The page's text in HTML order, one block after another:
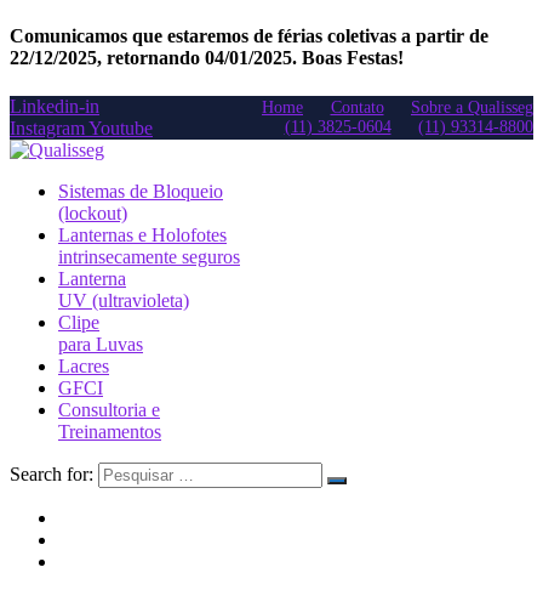
Comunicamos que estaremos de férias coletivas a partir de
22/12/2025, retornando 04/01/2025. Boas Festas!
Linkedin-in
InstagramYoutube
Home Contato
Sobre a Qualisseg
(11) 3825-0604
(11) 93314-8800
Sistemas de Bloqueio
(lockout)
Lanternas e Holofotes
intrinsecamente seguros
Lanterna
UV (ultravioleta)
Clipe
para Luvas
Lacres
GFCI
Consultoria e
Treinamentos
Search for: